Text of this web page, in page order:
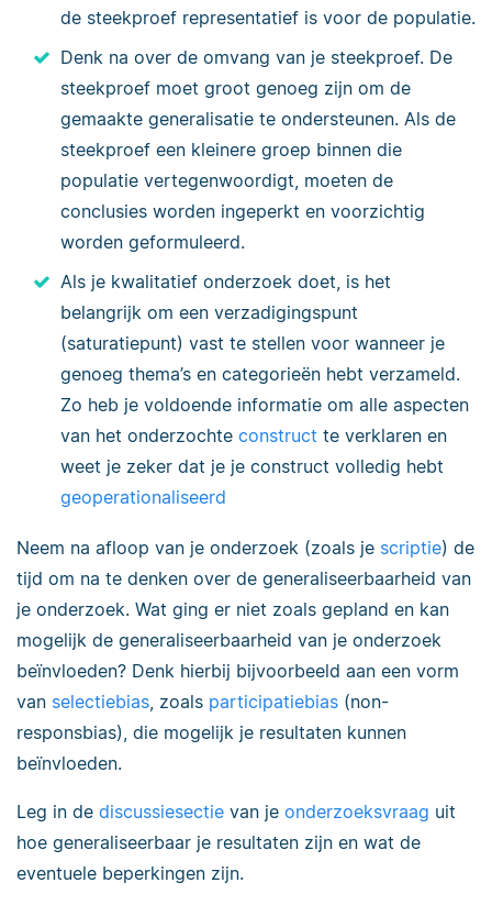
de steekproef representatief is voor de populatie.
Denk na over de omvang van je steekproef. De
steekproef moet groot genoeg zijn om de
gemaakte generalisatie te ondersteunen. Als de
steekproef een kleinere groep binnen die
populatie vertegenwoordigt, moeten de
conclusies worden ingeperkt en voorzichtig
worden geformuleerd.
Als je kwalitatief onderzoek doet, is het
belangrijk om een verzadigingspunt
(saturatiepunt) vast te stellen voor wanneer je
genoeg thema’s en categorieën hebt verzameld.
Zo heb je voldoende informatie om alle aspecten
van het onderzochte construct te verklaren en
weet je zeker dat je je construct volledig hebt
geoperationaliseerd
Neem na afloop van je onderzoek (zoals je scriptie) de
tijd om na te denken over de generaliseerbaarheid van
je onderzoek. Wat ging er niet zoals gepland en kan
mogelijk de generaliseerbaarheid van je onderzoek
beïnvloeden? Denk hierbij bijvoorbeeld aan een vorm
van selectiebias, zoals participatiebias (non-
responsbias), die mogelijk je resultaten kunnen
beïnvloeden.
Leg in de discussiesectie van je onderzoeksvraag uit
hoe generaliseerbaar je resultaten zijn en wat de
eventuele beperkingen zijn.